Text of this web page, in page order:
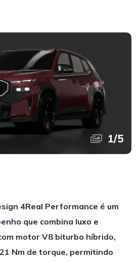
1/5
4Real Performance é um
que combina luxo e
motor V8 biturbo híbrido,
Nm de torque, permitindo